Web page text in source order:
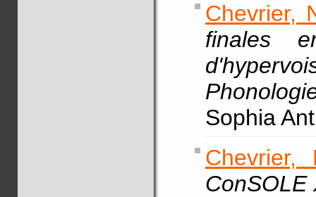
Chevrier,
finales
Sophia
Chevrier,
ConSOLE